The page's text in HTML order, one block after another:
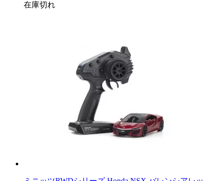
在庫切れ